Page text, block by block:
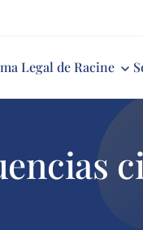
Legal de Racine